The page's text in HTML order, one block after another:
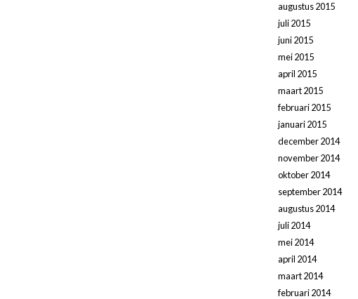
augustus 2015
juli 2015
juni 2015
mei 2015
april 2015
maart 2015
februari 2015
januari 2015
december 2014
november 2014
oktober 2014
september 2014
augustus 2014
juli 2014
mei 2014
april 2014
maart 2014
februari 2014